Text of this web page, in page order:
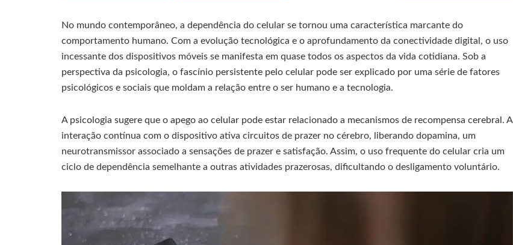
No mundo contemporâneo, a dependência do celular se tornou uma característica marcante do
comportamento humano. Com a evolução tecnológica e o aprofundamento da conectividade digital, o uso
incessante dos dispositivos móveis se manifesta em quase todos os aspectos da vida cotidiana. Sob a
perspectiva da psicologia, o fascínio persistente pelo celular pode ser explicado por uma série de fatores
psicológicos e sociais que moldam a relação entre o ser humano e a tecnologia.
A psicologia sugere que o apego ao celular pode estar relacionado a mecanismos de recompensa cerebral. A
interação contínua com o dispositivo ativa circuitos de prazer no cérebro, liberando dopamina, um
neurotransmissor associado a sensações de prazer e satisfação. Assim, o uso frequente do celular cria um
ciclo de dependência semelhante a outras atividades prazerosas, dificultando o desligamento voluntário.